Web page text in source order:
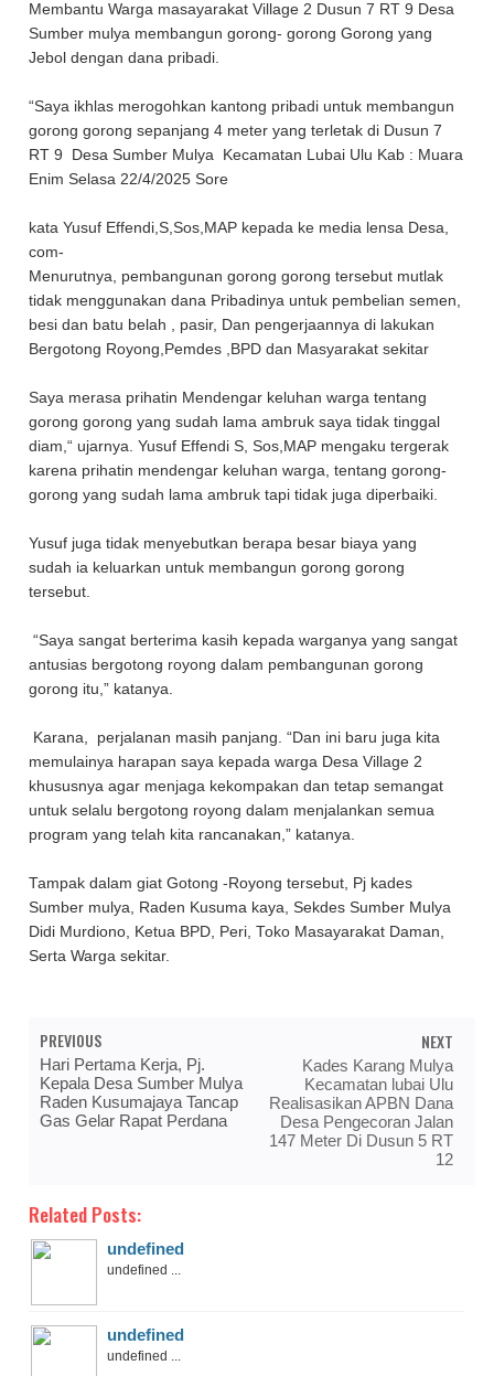
Membantu Warga masayarakat Village 2 Dusun 7 RT 9 Desa
Sumber mulya membangun gorong- gorong Gorong yang
Jebol dengan dana pribadi.
“Saya ikhlas merogohkan kantong pribadi untuk membangun
gorong gorong sepanjang 4 meter yang terletak di Dusun 7
RT 9 Desa Sumber Mulya Kecamatan Lubai Ulu Kab : Muara
Enim Selasa 22/4/2025 Sore
kata Yusuf Effendi,S,Sos,MAP kepada ke media lensa Desa,
com-
Menurutnya, pembangunan gorong gorong tersebut mutlak
tidak menggunakan dana Pribadinya untuk pembelian semen,
besi dan batu belah , pasir, Dan pengerjaannya di lakukan
Bergotong Royong,Pemdes ,BPD dan Masyarakat sekitar
Saya merasa prihatin Mendengar keluhan warga tentang
gorong gorong yang sudah lama ambruk saya tidak tinggal
diam,“ ujarnya. Yusuf Effendi S, Sos,MAP mengaku tergerak
karena prihatin mendengar keluhan warga, tentang gorong-
gorong yang sudah lama ambruk tapi tidak juga diperbaiki.
Yusuf juga tidak menyebutkan berapa besar biaya yang
sudah ia keluarkan untuk membangun gorong gorong
tersebut.
“Saya sangat berterima kasih kepada warganya yang sangat
antusias bergotong royong dalam pembangunan gorong
gorong itu,” katanya.
Karana, perjalanan masih panjang. “Dan ini baru juga kita
memulainya harapan saya kepada warga Desa Village 2
khususnya agar menjaga kekompakan dan tetap semangat
untuk selalu bergotong royong dalam menjalankan semua
program yang telah kita rancanakan,” katanya.
Tampak dalam giat Gotong -Royong tersebut, Pj kades
Sumber mulya, Raden Kusuma kaya, Sekdes Sumber Mulya
Didi Murdiono, Ketua BPD, Peri, Toko Masayarakat Daman,
Serta Warga sekitar.
PREVIOUS
Hari Pertama Kerja, Pj.
Kepala Desa Sumber Mulya
Raden Kusumajaya Tancap
Gas Gelar Rapat Perdana
NEXT
Kades Karang Mulya
Kecamatan lubai Ulu
Realisasikan APBN Dana
Desa Pengecoran Jalan
147 Meter Di Dusun 5 RT
12
Related Posts:
undefined
undefined ...
undefined
undefined ...